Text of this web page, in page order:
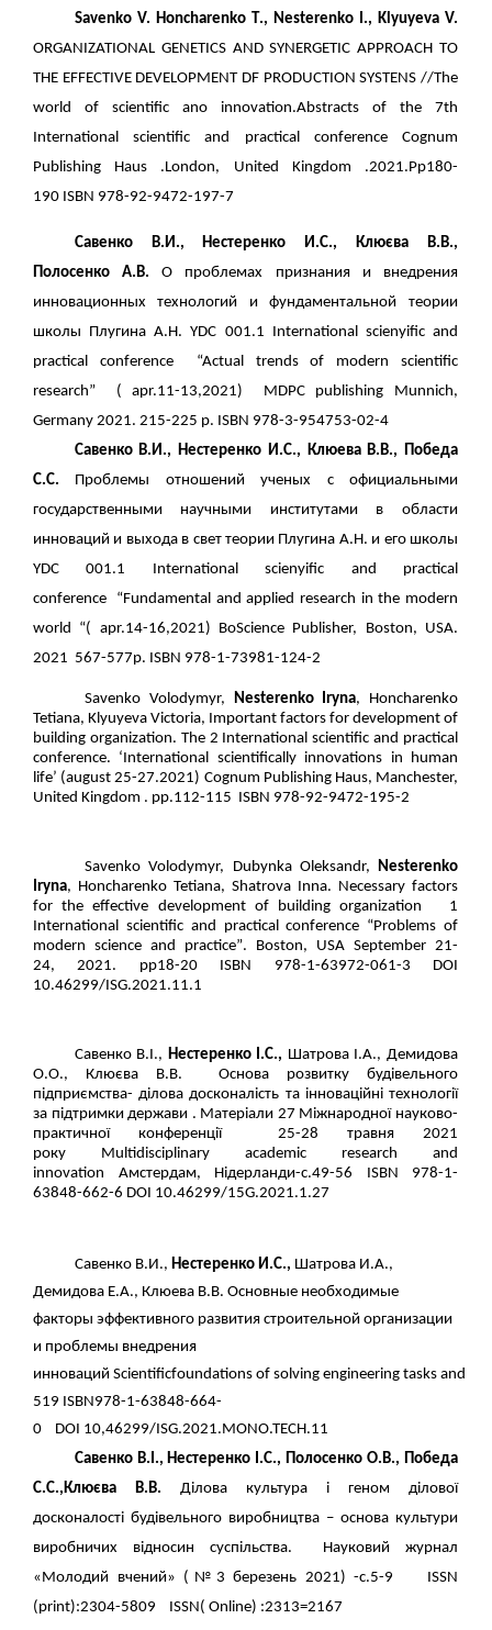
Savenko V. Honcharenko T ., Nesterenko I., Klyuyeva V.
ORGANIZATIONAL GENETICS AND SYNERGETIC APPROACH TO
THE EFFECTIVE DEVELOPMENT DF PRODUCTION SYSTENS //The
world of scientific ano innovation.Abstracts of the 7th
International scientific and practical conference Cognum
Publishing Haus .London, United Kingdom .2021.Pp180-
190 ISBN 978-92-9472-197-7
Савенко В.И., Нестеренко И.С.,
Клюєва В.В.,
Полосенко А.В.О проблемах признания и внедрения
инновационных технологий и фундаментальной теории
школы Плугина А.Н. YDC 001.1 International scienyific and
practical conference “Actual trends of modern scientific
research” ( apr.11-13,2021) MDPC publishing Munnich,
Germany 2021. 215-225 p. ISBN 978-3-954753-02-4
Савенко В.И., Нестеренко И.С., Клюева В.В., Победа
С.С. Проблемы отношений ученых с официальными
государственными научными институтами в области
инноваций и выхода в свет теории Плугина А.Н. и его школы
YDC 001.1 International scienyific and practical
conference “Fundamental and applied research in the modern
world “( apr.14-16,2021) BoScience Publisher, Boston, USA.
2021 567-577p. ISBN 978-1-73981-124-2
Savenko Volodymyr, Nesterenko Iryna,
Honcharenko
Tetiana, Klyuyeva Victoria, Important factors for development of
building organization. The 2 International scientific and practical
conference. ‘International scientifically innovations in human
life’ (august 25-27.2021) Cognum Publishing Haus, Manchester,
United Kingdom . pp.112-115 ISBN 978-92-9472-195-2
Savenko Volodymyr, Dubynka Oleksandr,
Nesterenko
Iryna, Honcharenko Tetiana, Shatrova Inna. Necessary factors
for the effective development of building organization 1
International scientific and practical conference “Problems of
modern science and practice”. Boston,
USA September 21-
24,
2021. pp18-20
ISBN 978-1-63972-061-3 DOI
10.46299/ISG.2021.11.1
Савенко В.І., Нестеренко І.С., Шатрова І.А., Демидова
О.О., Клюєва В.В. Основа розвитку будівельного
підприємства- ділова досконалість та інноваційні технології
за підтримки держави . Матеріали 27 Міжнародної науково-
практичної конференції
25-28 травня 2021
року Multidisciplinary academic research and
innovation Амстердам, Hідерланди-с.49-56 ISBN 978-1-
63848-662-6 DOI 10.46299/15G.2021.1.27
Савенко В.И., Нестеренко И.С., Шатрова И.А.,
Демидова Е.А., Клюева В.В. Основные необходимые
факторы эффективного развития строительной организации
и проблемы внедрения
инноваций Scientificfoundations of solving engineering tasks and
519 ISBN978-1-63848-664-
0 DOI 10,46299/ISG.2021.MONO.TECH.11
Савенко В.І., Нестеренко І.С., Полосенко О.В., Победа
С.С.,Клюєва В.В. Ділова культура і геном ділової
досконалості будівельного виробництва – основа культури
виробничих відносин суспільства. Науковий журнал
«Молодий вчений» (№3 березень 2021) -с.5-9 ISSN
(print):2304-5809 ISSN( Online) :2313=2167